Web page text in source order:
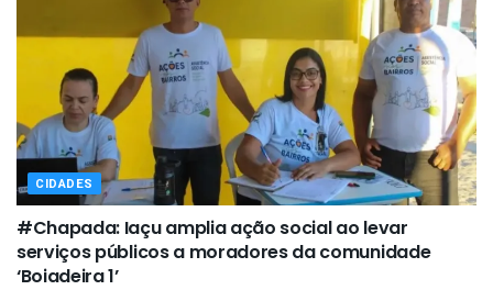
CIDADES
#Chapada: Iaçu amplia ação social ao levar
serviços públicos a moradores da comunidade
‘Boiadeira 1’